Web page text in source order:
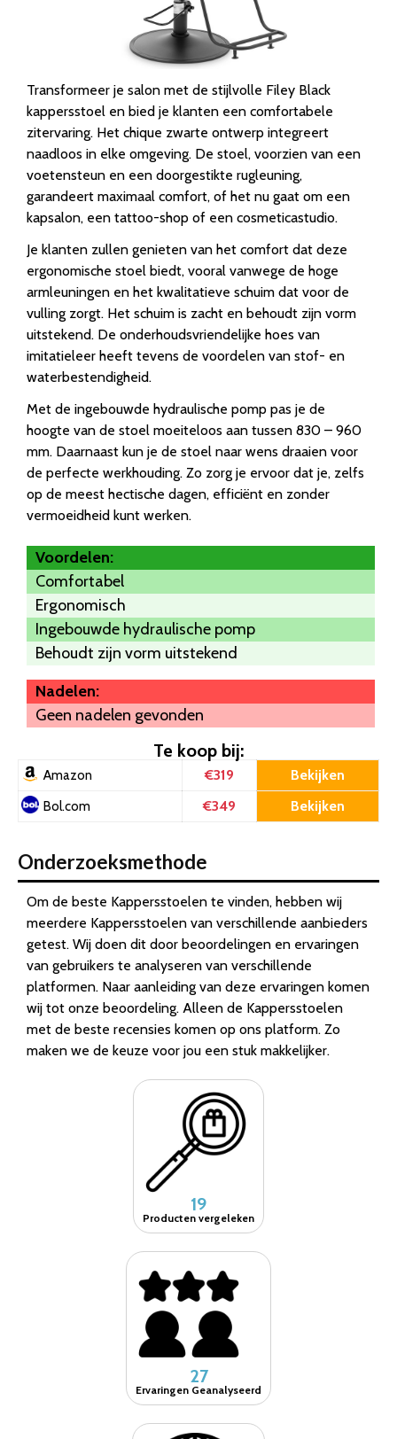
Transformeer je salon met de stijlvolle Filey Black
kappersstoel en bied je klanten een comfortabele
zitervaring. Het chique zwarte ontwerp integreert
naadloos in elke omgeving. De stoel, voorzien van een
voetensteun en een doorgestikte rugleuning,
garandeert maximaal comfort, of het nu gaat om een
kapsalon, een tattoo-shop of een cosmeticastudio.
Je klanten zullen genieten van het comfort dat deze
ergonomische stoel biedt, vooral vanwege de hoge
armleuningen en het kwalitatieve schuim dat voor de
vulling zorgt. Het schuim is zacht en behoudt zijn vorm
uitstekend. De onderhoudsvriendelijke hoes van
imitatieleer heeft tevens de voordelen van stof- en
waterbestendigheid.
Met de ingebouwde hydraulische pomp pas je de
hoogte van de stoel moeiteloos aan tussen 830 – 960
mm. Daarnaast kun je de stoel naar wens draaien voor
de perfecte werkhouding. Zo zorg je ervoor dat je, zelfs
op de meest hectische dagen, efficiënt en zonder
vermoeidheid kunt werken.
Voordelen:
Comfortabel
Ergonomisch
Ingebouwde hydraulische pomp
Behoudt zijn vorm uitstekend
Nadelen:
Geen nadelen gevonden
Te koop bij:
Amazon €319 Bekijken
Bol.com €349 Bekijken
Onderzoeksmethode
Om de beste Kappersstoelen te vinden, hebben wij
meerdere Kappersstoelen van verschillende aanbieders
getest. Wij doen dit door beoordelingen en ervaringen
van gebruikers te analyseren van verschillende
platformen. Naar aanleiding van deze ervaringen komen
wij tot onze beoordeling. Alleen de Kappersstoelen
met de beste recensies komen op ons platform. Zo
maken we de keuze voor jou een stuk makkelijker.
19
Producten vergeleken
27
Ervaringen Geanalyseerd